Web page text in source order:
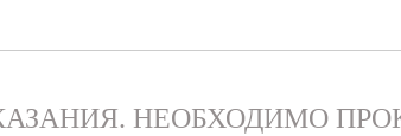
НЕОБХОДИМО